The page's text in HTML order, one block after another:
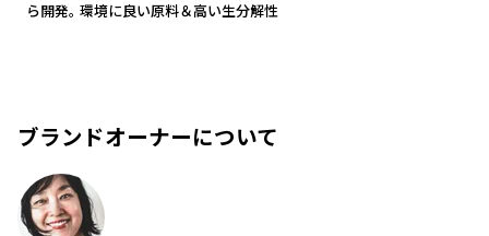
ら開発。 環境に良い原料＆高い生分解性
ブランドオーナーについて